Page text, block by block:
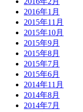
2016年1月
2015年11月
2015年10月
2015年9月
2015年8月
2015年7月
2015年6月
2014年11月
2014年8月
2014年7月